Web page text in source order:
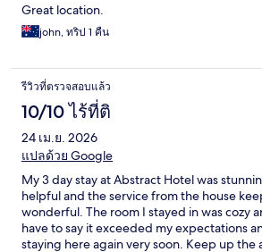
Great location.
john, ทริป 1 คืน
รีวิวที่ตรวจสอบแล้ว
10/10 ไร้ที่ติ
24 เม.ย. 2026
แปลด้วย Google
My 3 day stay at Abstract Hotel was
helpful and the service from the house
wonderful. The room I stayed in was cozy
have to say it exceeded my expectations
staying here again very soon. Keep up the